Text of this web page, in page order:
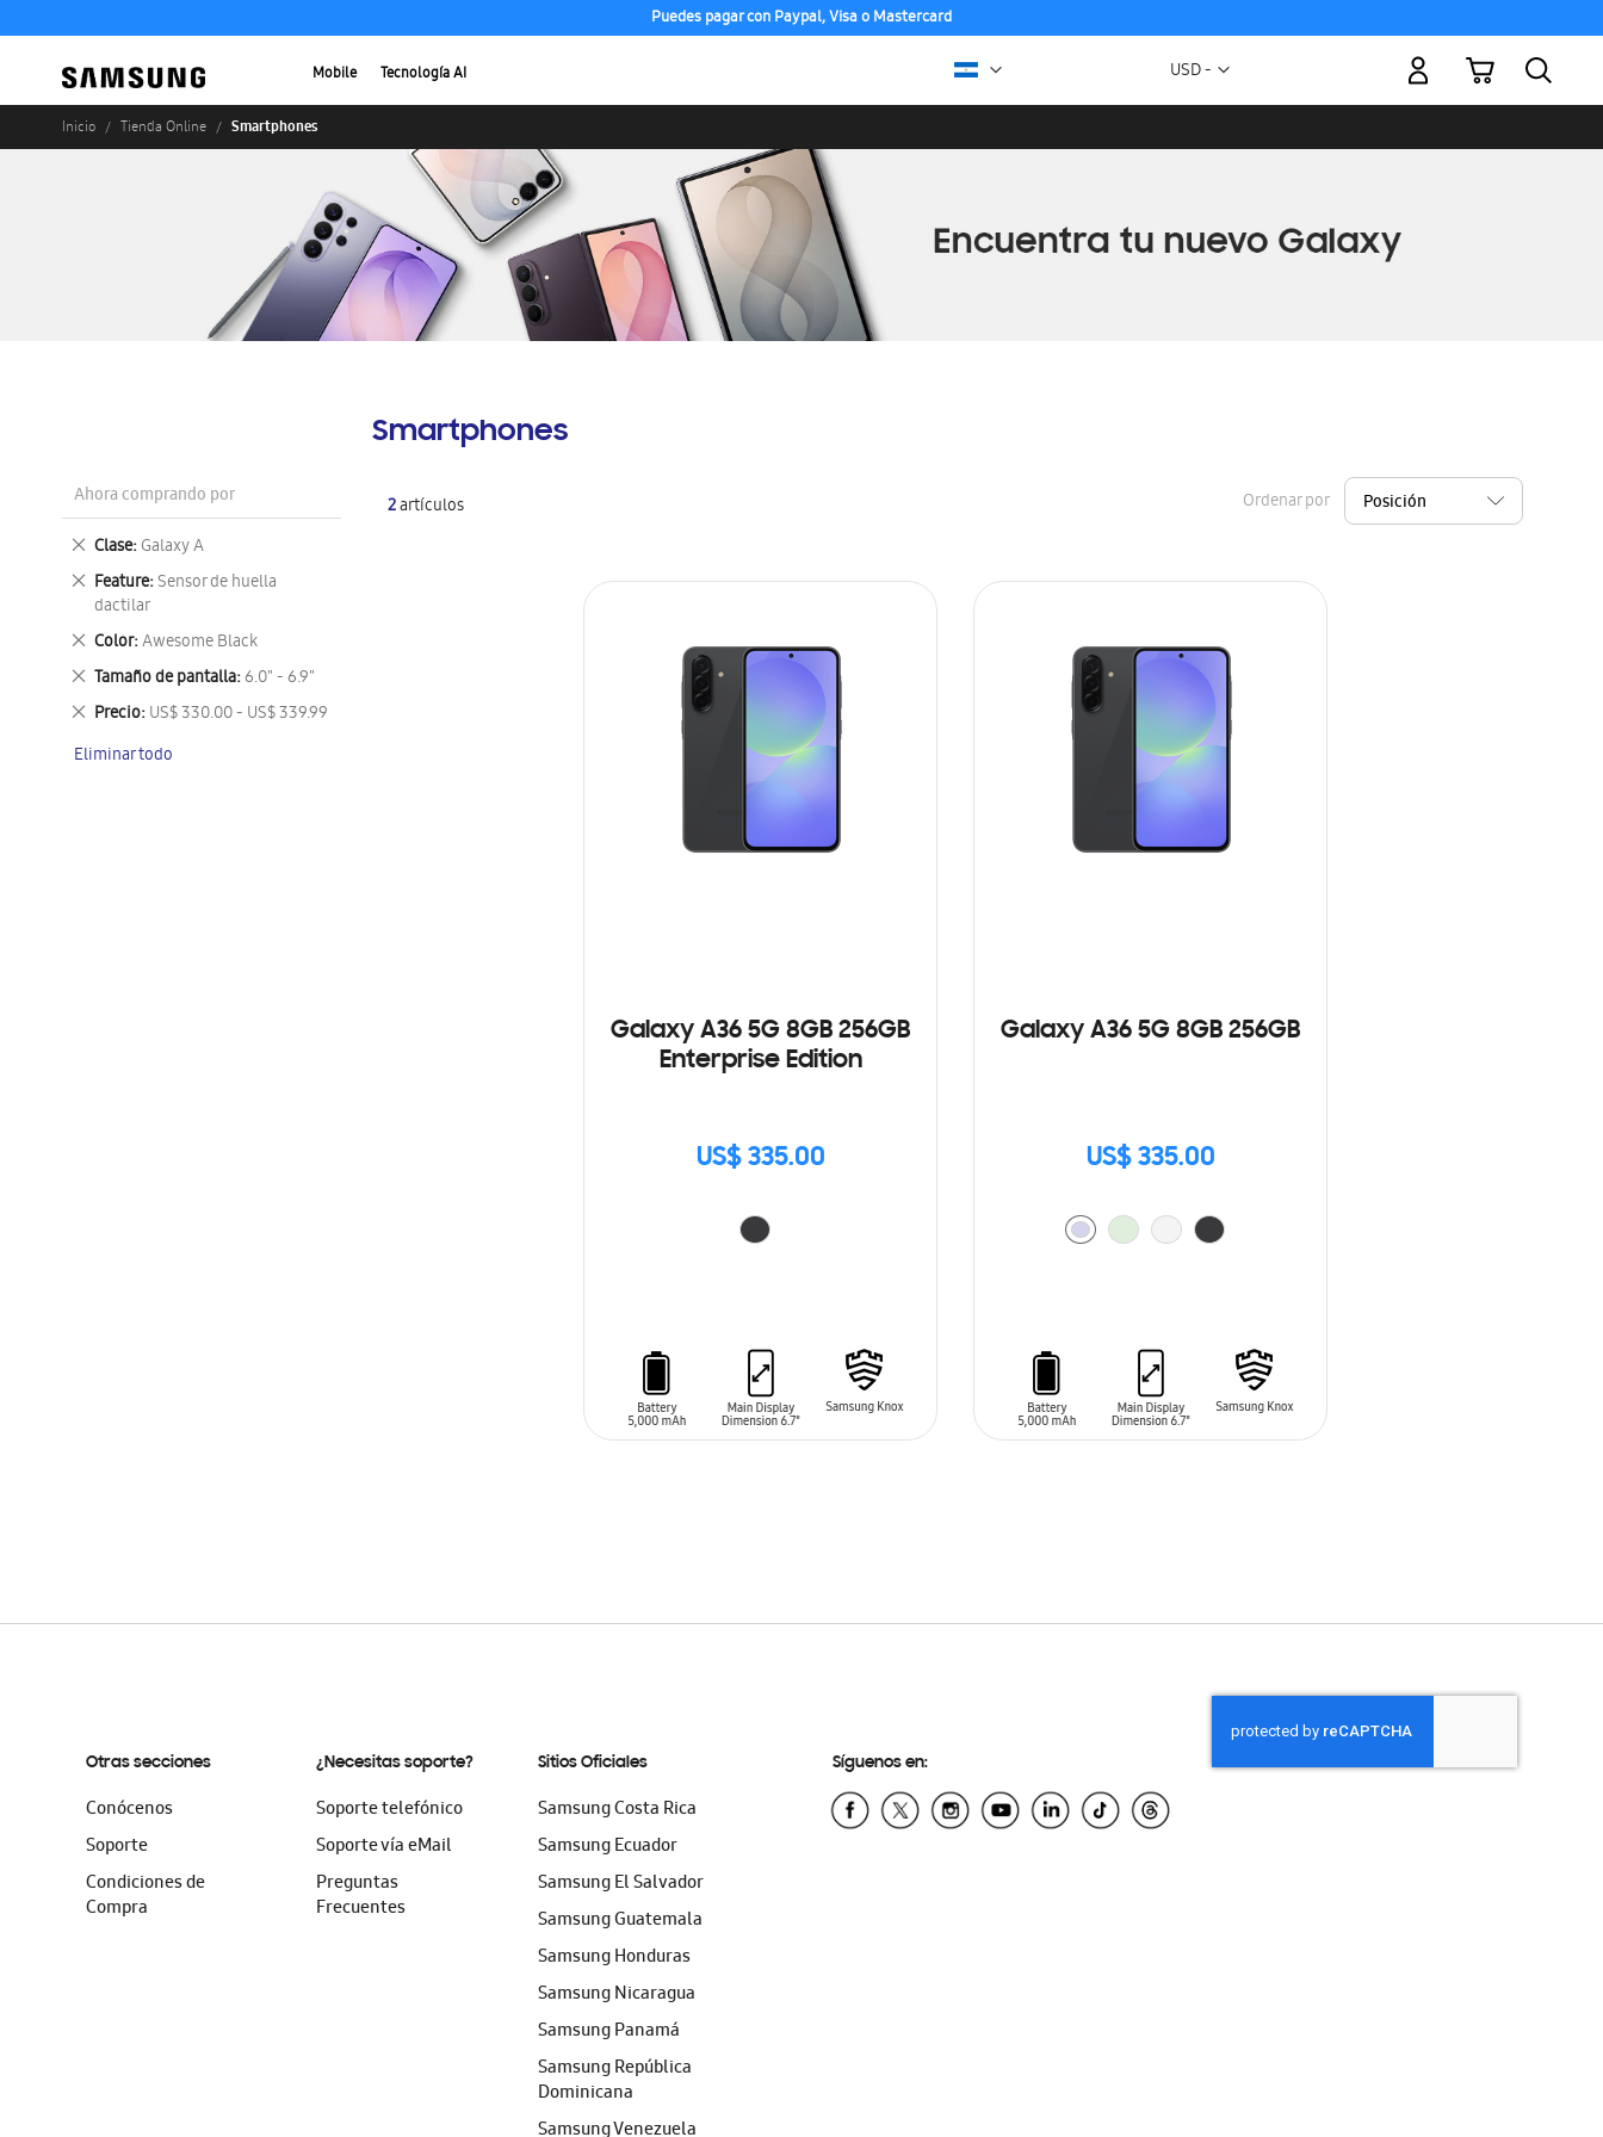
Puedes pagar con Paypal, Visa o Mastercard
Mobile Tecnología AI Moneda
USD -
Mi carrito
Inicio Tienda Online Smartphones
Smartphones
2artículos Ordenar por
Galaxy A36 5G 8GB 256GB
Enterprise Edition
US$ 335.00
Galaxy A36 5G 8GB 256GB
US$ 335.00
Ahora comprando por
Clase Galaxy A
Eliminar
este
artículo
Feature Sensor de huella
dactilar
Eliminar
este
artículo
Color Awesome Black
Eliminar
este
artículo
Tamaño de pantalla 6.0" - 6.9"
Eliminar
este
artículo
Precio US$ 330.00 - US$ 339.99
Eliminar
artículo
Eliminar todo
Otras secciones
Conócenos
Soporte
Condiciones de
Compra
¿Necesitas soporte?
Soporte telefónico
Soporte vía eMail
Preguntas
Frecuentes
Sitios Oficiales
Samsung Costa Rica
Samsung Ecuador
Samsung El Salvador
Samsung Guatemala
Samsung Honduras
Samsung Nicaragua
Samsung Panamá
Samsung República
Dominicana
Samsung Venezuela
Síguenos en: